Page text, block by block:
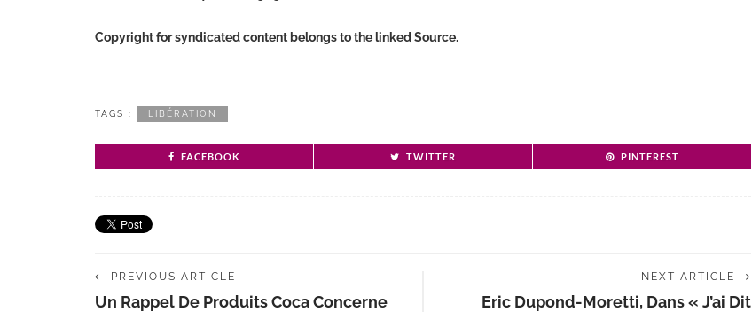
Copyright for syndicated content belongs to the linkedSource.
TAGS : LIBÉRATION
FACEBOOK TWITTER PINTEREST
PREVIOUS ARTICLE
Un Rappel De Produits Coca Concerne
NEXT ARTICLE
Eric Dupond-Moretti, Dans « J’ai Dit